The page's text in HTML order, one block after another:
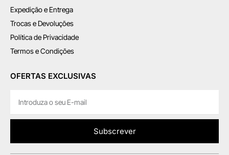
Expedição e Entrega
Trocas e Devoluções
Política de Privacidade
Termos e Condições
OFERTAS EXCLUSIVAS
Subscrever